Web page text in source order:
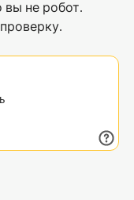
вы не робот.